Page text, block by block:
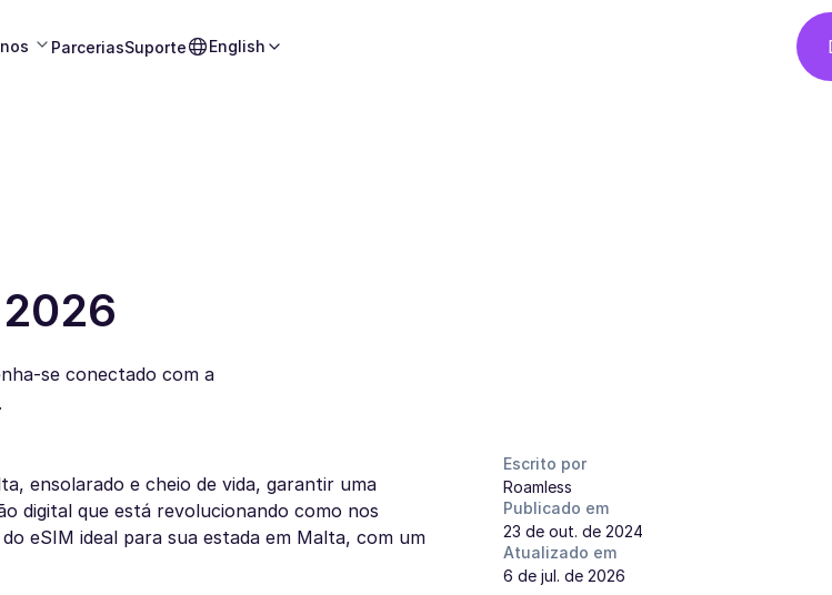
ParceriasSuporte English
se conectado com a
ensolarado e cheio de vida, garantir uma
digital que está revolucionando como nos
eSIM ideal para sua estada em Malta, com um
Escrito por
Roamless
Publicado em
23 de out. de 2024
Atualizado em
6 de jul. de 2026